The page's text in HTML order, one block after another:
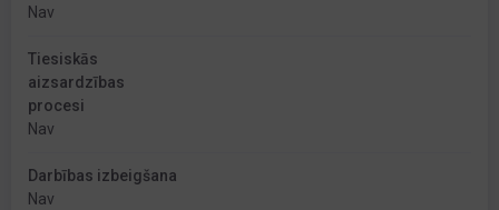
Nav
Tiesiskās
aizsardzības
procesi
Nav
Darbības izbeigšana
Nav